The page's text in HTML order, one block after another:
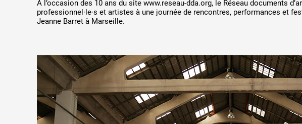
DE A à Z ANNÉE
l'espace public
d'artistes
À l’occasion des 10 ans du site www.reseau-dda.org, le Réseau documents
professionnel·le·s et artistes à une journée de rencontres, performances et
Jeanne Barret à Marseille.